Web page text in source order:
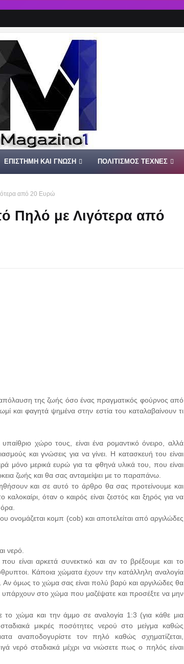
ΕΠΙΣΤΗΜΗ ΚΑΙ ΓΝΩΣΗ ΠΟΛΙΤΙΣΜΟΣ ΤΕΧΝΕΣ
από 20 Ευρώ
Πηλό με Λιγότερα από
απόλαυση της ζωής όσο ένας πραγματικός φούρνος από
και φαγητά ψημένα στην εστία του καταλαβαίνουν τι
χώρο τους, είναι ένα ρομαντικό όνειρο, αλλά
και γνώσεις για να γίνει. Η κατασκευή του είναι
μόνο μερικά ευρώ για τα φθηνά υλικά του, που είναι
ζωής και θα σας ανταμείψει με το παραπάνω.
και σε αυτό το άρθρο θα σας προτείνουμε και
όταν ο καιρός είναι ζεστός και ξηρός για να
ονομάζεται κομπ (cob) και αποτελείται από αργιλώδες
νερό.
είναι αρκετά συνεκτικό και αν το βρέξουμε και το
Κάποια χώματα έχουν την κατάλληλη αναλογία
Αν όμως το χώμα σας είναι πολύ βαρύ και αργιλώδες θα
υπάρχουν στο χώμα που μαζέψατε και προσέξτε να μην
το χώμα και την άμμο σε αναλογία 1:3 (για κάθε μια
μικρές ποσότητες νερού στο μείγμα καθώς
αναποδογυρίστε τον πηλό καθώς σχηματίζεται,
νερό σταδιακά μέχρι να νιώσετε πως ο πηλός είναι